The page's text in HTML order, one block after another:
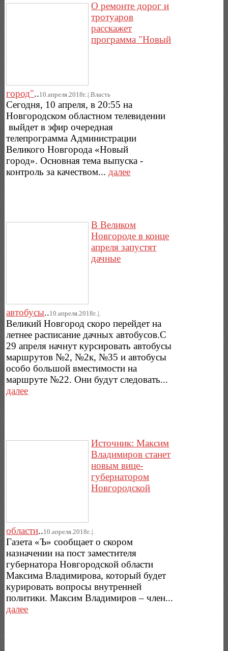
О ремонте дорог и
тротуаров
расскажет
программа "Новый
город"..10.апреля.2018г..|.Власть
Сегодня, 10 апреля, в 20:55 на
Новгородском областном телевидении
выйдет в эфир очередная
телепрограмма Администрации
Великого Новгорода «Новый
город». Основная тема выпуска -
контроль за качеством...далее
В Великом
Новгороде в конце
апреля запустят
дачные
автобусы..10.апреля.2018г..|.
Великий Новгород скоро перейдет на
летнее расписание дачных автобусов.С
29 апреля начнут курсировать автобусы
маршрутов №2, №2к, №35 и автобусы
особо большой вместимости на
маршруте №22. Они будут следовать...
далее
Источник: Максим
Владимиров станет
новым вице-
губернатором
Новгородской
области..10.апреля.2018г..|.
Газета «Ъ» сообщает о скором
назначении на пост заместителя
губернатора Новгородской области
Максима Владимирова, который будет
курировать вопросы внутренней
политики. Максим Владимиров – член...
далее